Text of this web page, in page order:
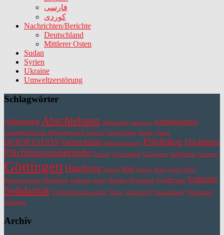
فارسی
کوردی
Nachrichten/Berichte
Deutschland
Mittlerer Osten
Sudan
Syrien
Ukraine
Umweltzerstörung
Schlagwörter
Ablehnung Abschiebung Antifaschist antiracist Antirassismus
Ausländerbehörde Behördenwatch belouch belouchistan choice Comic
DEPORTATION Deutschland Diskriminierung Flüchtling Flüchtlinge
Flüchtlingsunterkünfte Freiheit Gedenktafel Gefangene Geflüchtete Grenzen
Göttingen Hamburg human Iran Kongo Krieg Kurd KWZ
Menschenrechte Mittelmeer poskarte racism Rathaus Repression SajidHussain Solidarity
Solidarität TagDerMenschenrechte Türkei Unterkunft Veranstaltung Widerstand
Wohnung
Archiv